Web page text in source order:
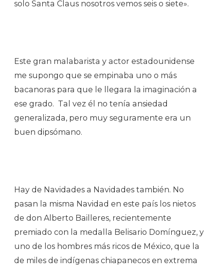
solo Santa Claus nosotros vemos seis o siete».
Este gran malabarista y actor estadounidense
me supongo que se empinaba uno o más
bacanoras para que le llegara la imaginación a
ese grado. Tal vez él no tenía ansiedad
generalizada, pero muy seguramente era un
buen dipsómano.
Hay de Navidades a Navidades también. No
pasan la misma Navidad en este país los nietos
de don Alberto Bailleres, recientemente
premiado con la medalla Belisario Domínguez, y
uno de los hombres más ricos de México, que la
de miles de indígenas chiapanecos en extrema